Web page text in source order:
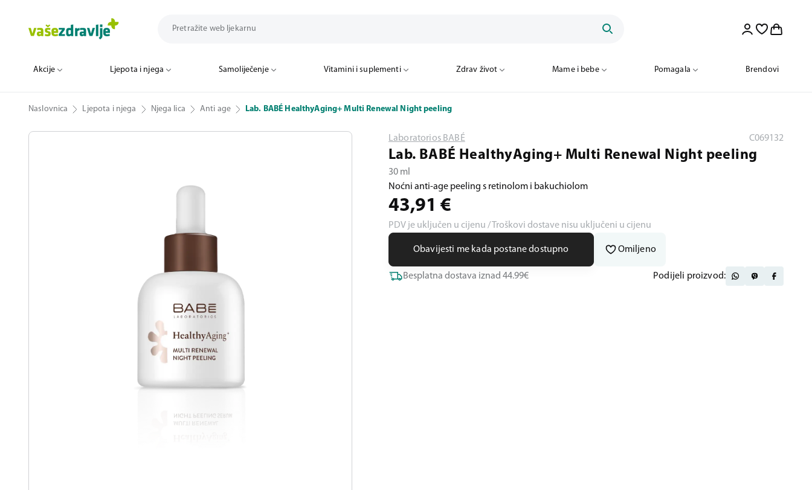
Akcije Ljepota i njega Samoliječenje Vitamini i suplementi Zdrav život Mame i bebe Pomagala Brendovi
Naslovnica Ljepota i njega Njega lica Anti age Lab. BABÉ HealthyAging+ Multi Renewal Night peeling
Laboratorios BABÉ C069132
Lab. BABÉ HealthyAging+ Multi Renewal Night peeling
30 ml
Noćni anti-age peeling s retinolom i bakuchiolom
43,91 €
PDV je uključen u cijenu / Troškovi dostave nisu uključeni u cijenu
Obavijesti me kada postane dostupno Omiljeno
Besplatna dostava iznad 44.99€ Podijeli proizvod: